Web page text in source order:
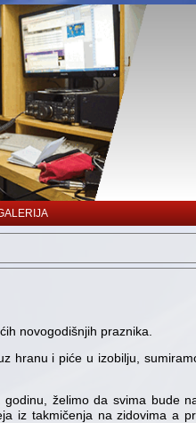
novogodišnjih praznika.
hranu i piće u izobilju,
želimo da svima bude
iz takmičenja na zidovima a